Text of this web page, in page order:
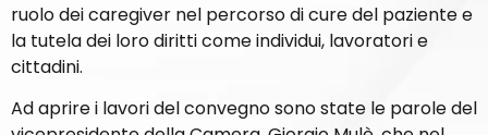
ruolo dei caregiver nel percorso di cure del paziente e
la tutela dei loro diritti come individui, lavoratori e
cittadini.
Ad aprire i lavori del convegno sono state le parole del